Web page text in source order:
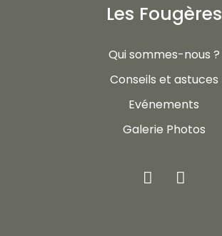
Les Fougères
Qui sommes-nous ?
Conseils et astuces
Evénements
Galerie Photos